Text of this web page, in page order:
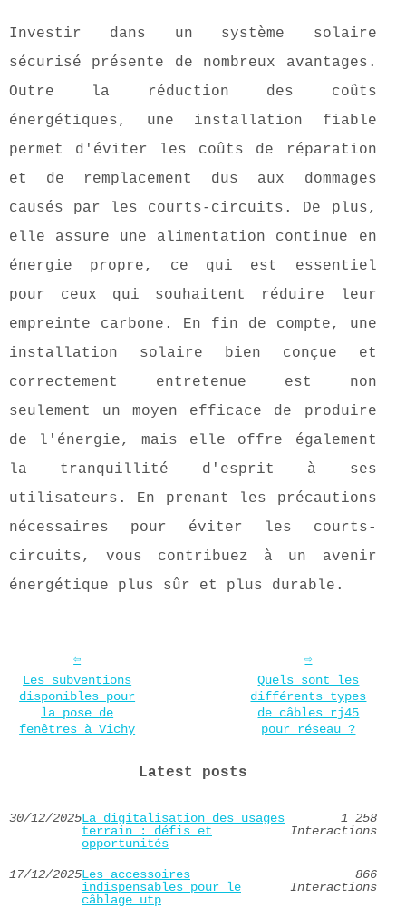
Investir dans un système solaire
sécurisé présente de nombreux avantages.
Outre la réduction des coûts
énergétiques, une installation fiable
permet d'éviter les coûts de réparation
et de remplacement dus aux dommages
causés par les courts-circuits. De plus,
elle assure une alimentation continue en
énergie propre, ce qui est essentiel
pour ceux qui souhaitent réduire leur
empreinte carbone. En fin de compte, une
installation solaire bien conçue et
correctement entretenue est non
seulement un moyen efficace de produire
de l'énergie, mais elle offre également
la tranquillité d'esprit à ses
utilisateurs. En prenant les précautions
nécessaires pour éviter les courts-
circuits, vous contribuez à un avenir
énergétique plus sûr et plus durable.
Les subventions
disponibles pour
la pose de
fenêtres à Vichy
Quels sont les
différents types
de câbles rj45
pour réseau ?
Latest posts
30/12/2025La digitalisation des usages
terrain : défis et
opportunités
1 258
Interactions
17/12/2025Les accessoires
indispensables pour le
câblage utp
866
Interactions